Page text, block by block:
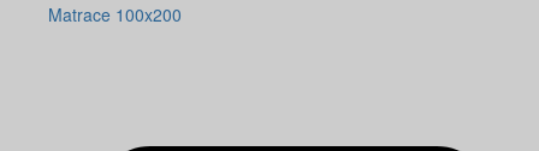
Matrace 100x200